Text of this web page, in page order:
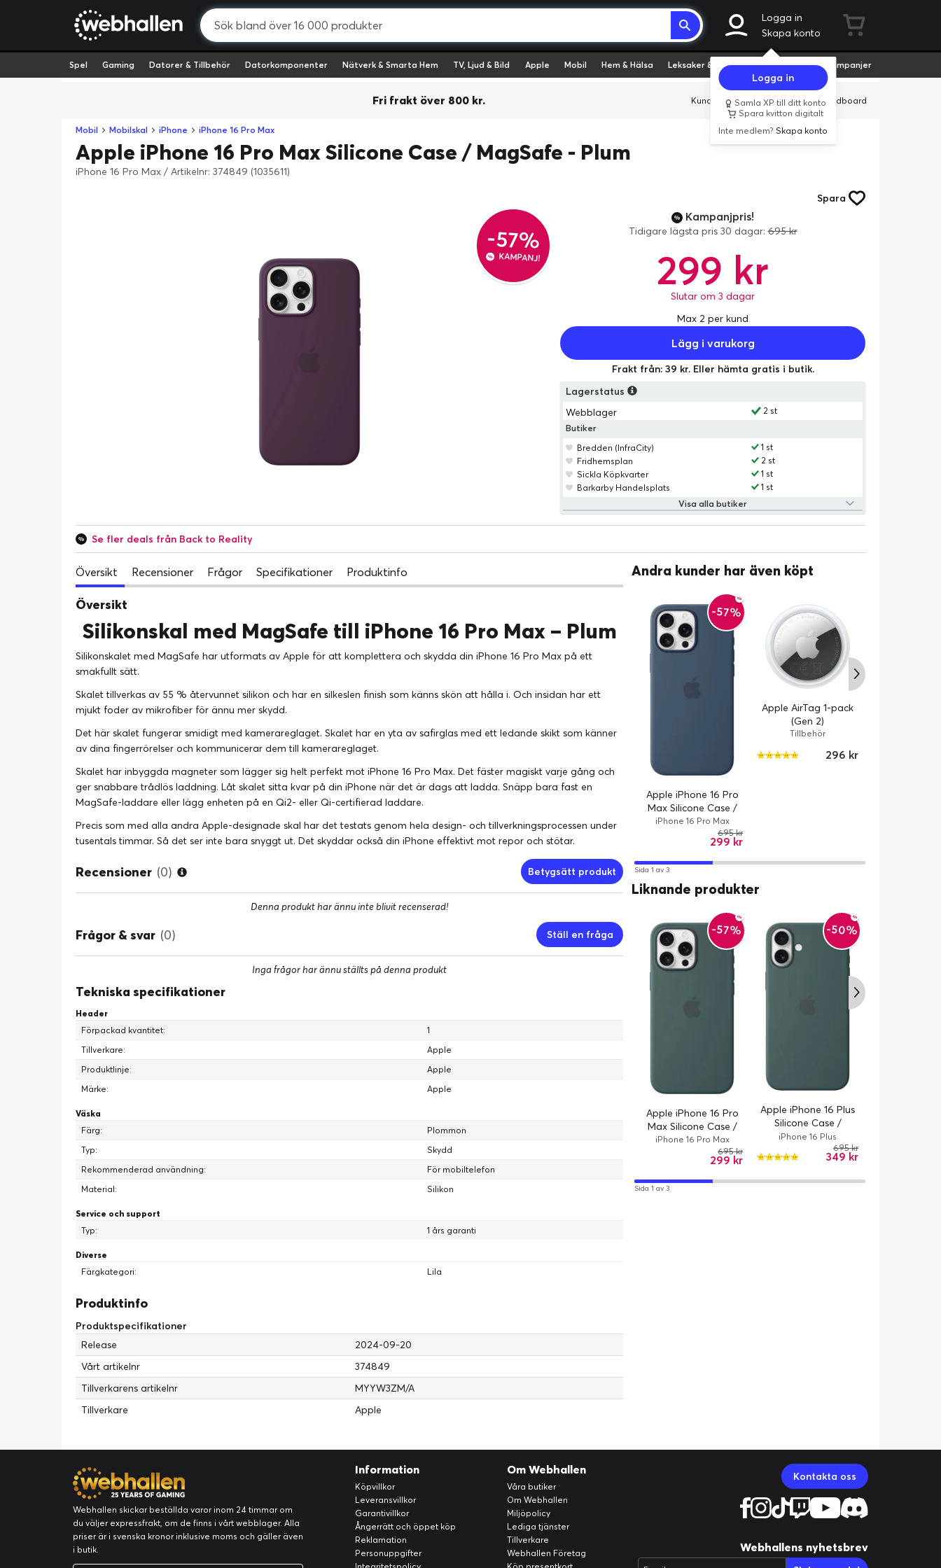
Logga in
Skapa konto
Logga in
Samla XP till ditt konto
Spara kvitton digitalt
Inte medlem?Skapa konto
Spel Gaming Datorer & Tillbehör Datorkomponenter Nätverk & Smarta Hem TV, Ljud & Bild Apple Mobil Hem & Hälsa Leksaker & Hobby Fyndvaror Kampanjer
Fri frakt över 800 kr. Kundservice Butiker Företag Cardboard
Mobil Mobilskal iPhone iPhone 16 Pro Max
Apple iPhone 16 Pro Max Silicone Case / MagSafe - Plum
iPhone 16 Pro Max / Artikelnr: 374849 (1035611)
Spara
-57%
KAMPANJ! 299 kr
Kampanjpris!
Tidigare lägsta pris 30 dagar:695 kr
Slutar om 3 dagar
Max 2 per kund
Lägg i varukorg
Frakt från: 39 kr. Eller hämta gratis i butik.
Lagerstatus
Webblager
2 st
Butiker
Bredden (InfraCity)
1 st
Fridhemsplan
2 st
Sickla Köpkvarter
1 st
Barkarby Handelsplats
1 st
Visa alla butiker
Se fler deals från Back to Reality
Översikt Recensioner Frågor Specifikationer Produktinfo
Översikt
Silikonskal med MagSafe till iPhone 16 Pro Max – Plum
Silikonskalet med MagSafe har utformats av Apple för att komplettera och skydda din iPhone 16 Pro Max på ett
smakfullt sätt.
Skalet tillverkas av 55 % återvunnet silikon och har en silkeslen finish som känns skön att hålla i. Och insidan har ett
mjukt foder av mikrofiber för ännu mer skydd.
Det här skalet fungerar smidigt med kamerareglaget. Skalet har en yta av safirglas med ett ledande skikt som känner
av dina fingerrörelser och kommunicerar dem till kamerareglaget.
Skalet har inbyggda magneter som lägger sig helt perfekt mot iPhone 16 Pro Max. Det fäster magiskt varje gång och
ger snabbare trådlös laddning. Låt skalet sitta kvar på din iPhone när det är dags att ladda. Snäpp bara fast en
MagSafe-laddare eller lägg enheten på en Qi2- eller Qi-certifierad laddare.
Precis som med alla andra Apple-designade skal har det testats genom hela design- och tillverkningsprocessen under
tusentals timmar. Så det ser inte bara snyggt ut. Det skyddar också din iPhone effektivt mot repor och stötar.
Recensioner (0) Betygsätt produkt
Denna produkt har ännu inte blivit recenserad!
Frågor & svar (0) Ställ en fråga
Inga frågor har ännu ställts på denna produkt
Tekniska specifikationer
Header
Förpackad kvantitet:
1
Tillverkare:
Apple
Produktlinje:
Apple
Märke:
Apple
Väska
Färg:
Plommon
Typ:
Skydd
Rekommenderad användning:
För mobiltelefon
Material:
Silikon
Service och support
Typ:
1 års garanti
Diverse
Färgkategori:
Lila
Produktinfo
Produktspecifikationer
Release
2024-09-20
Vårt artikelnr
374849
Tillverkarens artikelnr
MYYW3ZM/A
Tillverkare
Apple
Andra kunder har även köpt
-57%
Apple iPhone 16 Pro
Max Silicone Case /
MagSafe - Denim
iPhone 16 Pro Max
299 kr
695 kr
Apple AirTag 1-pack
(Gen 2)
Tillbehör
296 kr
Sida 1 av 3
Liknande produkter
-57%
Apple iPhone 16 Pro
Max Silicone Case /
MagSafe - Lake
iPhone 16 Pro Max
299 kr
695 kr
-50%
Apple iPhone 16 Plus
Silicone Case /
MagSafe - Lake
iPhone 16 Plus
349 kr
695 kr
Sida 1 av 3
Webhallen skickar beställda varor inom 24 timmar om
du väljer expressfrakt, om de finns i vårt webblager. Alla
priser är i svenska kronor inklusive moms och gäller även
i butik.
Information
Köpvillkor
Leveransvillkor
Garantivillkor
Ångerrätt och öppet köp
Reklamation
Personuppgifter
Om Webhallen
Våra butiker
Om Webhallen
Miljöpolicy
Lediga tjänster
Tillverkare
Webhallen Företag
Kontakta oss
Webhallens nyhetsbrev